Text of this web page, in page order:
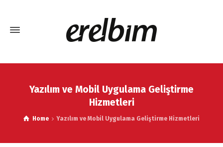
Yazılım ve Mobil Uygulama Geliştirme
Hizmetleri
Home Yazılım ve Mobil Uygulama Geliştirme Hizmetleri